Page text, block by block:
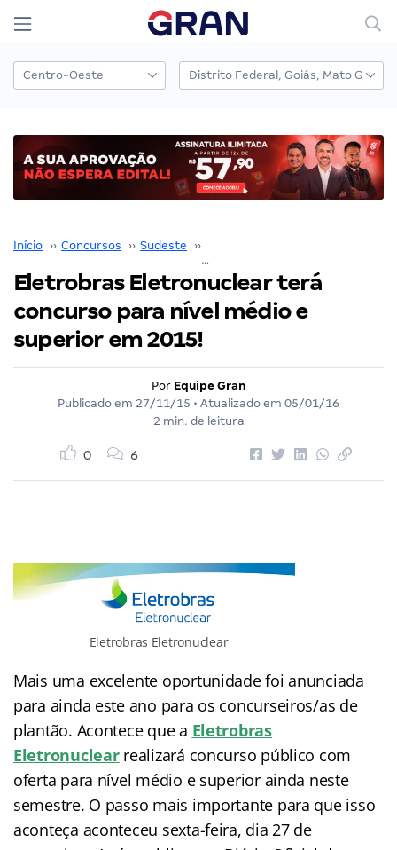
Início ›› Concursos ›› Sudeste ››
Eletrobras Eletronuclear terá
concurso para nível médio e
superior em 2015!
Por Equipe Gran
Publicado em 27/11/15 • Atualizado em 05/01/16
2 min. de leitura
0 6
Eletrobras Eletronuclear
Mais uma excelente oportunidade foi anunciada
para ainda este ano para os concurseiros/as de
plantão. Acontece que a Eletrobras
Eletronuclear realizará concurso público com
oferta para nível médio e superior ainda neste
semestre. O passo mais importante para que isso
aconteça aconteceu sexta-feira, dia 27 de